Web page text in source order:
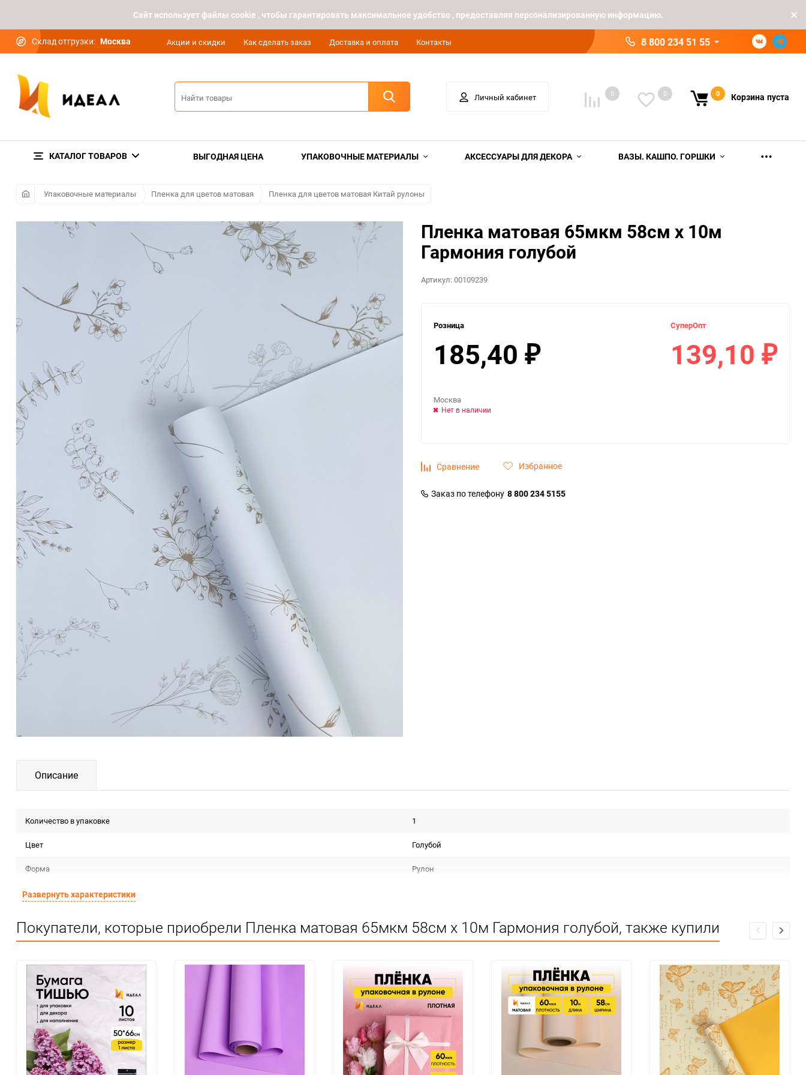
Cайт использует файлы cookie , чтобы гарантировать максимальное удобство , предоставляя персонализированную информацию.
Склад отгрузки: Москва Акции и скидки Как сделать заказ Доставка и оплата Контакты 8 800 234 51 55
Личный кабинет 0 0 0 Корзина пуста
КАТАЛОГ ТОВАРОВ ВЫГОДНАЯ ЦЕНА УПАКОВОЧНЫЕ МАТЕРИАЛЫ АКСЕССУАРЫ ДЛЯ ДЕКОРА ВАЗЫ. КАШПО. ГОРШКИ
Упаковочные материалы Пленка для цветов матовая Пленка для цветов матовая Китай рулоны
Пленка матовая 65мкм 58см х 10м
Гармония голубой
Артикул:00109239
Розница
185,40 ₽
СуперОпт
139,10 ₽
Москва
Нет в наличии
Сравнение Избранное
Заказ по телефону 8 800 234 5155
Описание
Количество в упаковке 1
Цвет Голубой
Форма Рулон
Материал
Предназначение товара Для декора
Сертификация
Особые условия Особых условий не требует
Минимальное количество 1
Количество в коробке 30
Единица измерения шт
Развернуть характеристики
Покупатели, которые приобрели Пленка матовая 65мкм 58см х 10м Гармония голубой, также купили